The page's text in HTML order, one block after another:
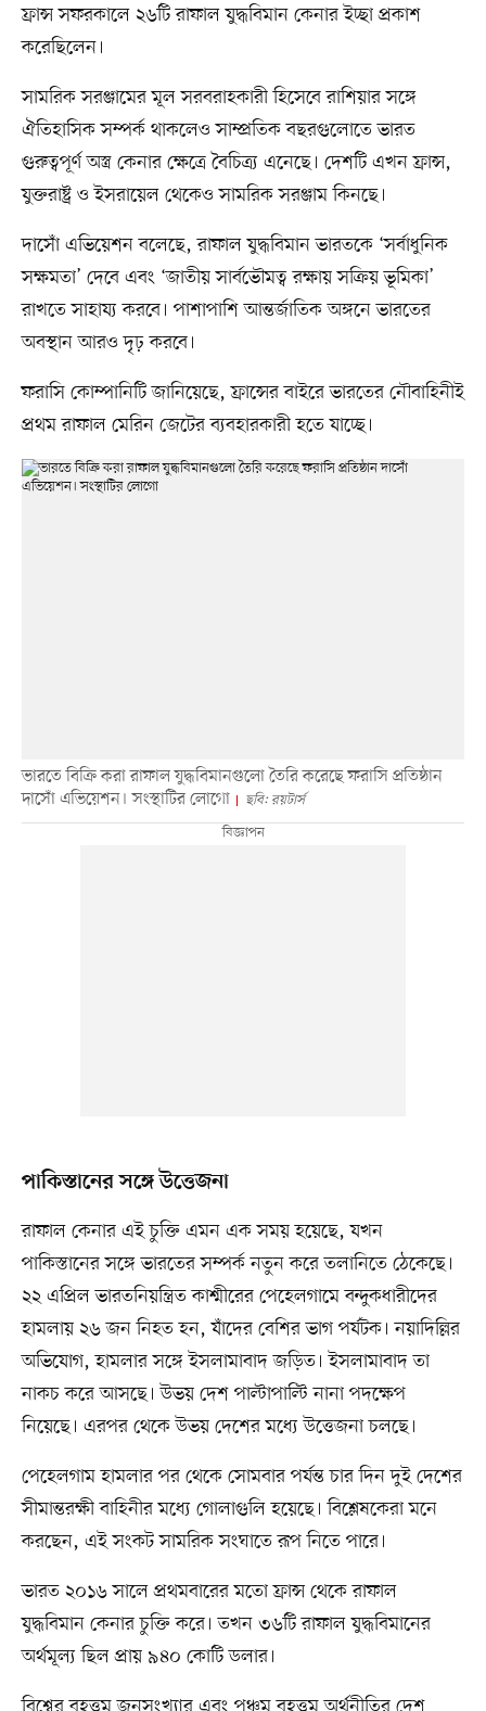
ফ্রান্স সফরকালে ২৬টি রাফাল যুদ্ধবিমান কেনার ইচ্ছা প্রকাশ
করেছিলেন।
সামরিক সরঞ্জামের মূল সরবরাহকারী হিসেবে রাশিয়ার সঙ্গে
ঐতিহাসিক সম্পর্ক থাকলেও সাম্প্রতিক বছরগুলোতে ভারত
গুরুত্বপূর্ণ অস্ত্র কেনার ক্ষেত্রে বৈচিত্র্য এনেছে। দেশটি এখন ফ্রান্স,
যুক্তরাষ্ট্র ও ইসরায়েল থেকেও সামরিক সরঞ্জাম কিনছে।
দাসোঁ এভিয়েশন বলেছে, রাফাল যুদ্ধবিমান ভারতকে ‘সর্বাধুনিক
সক্ষমতা’ দেবে এবং ‘জাতীয় সার্বভৌমত্ব রক্ষায় সক্রিয় ভূমিকা’
রাখতে সাহায্য করবে। পাশাপাশি আন্তর্জাতিক অঙ্গনে ভারতের
অবস্থান আরও দৃঢ় করবে।
ফরাসি কোম্পানিটি জানিয়েছে, ফ্রান্সের বাইরে ভারতের নৌবাহিনীই
প্রথম রাফাল মেরিন জেটের ব্যবহারকারী হতে যাচ্ছে।
ভারতে বিক্রি করা রাফাল যুদ্ধবিমানগুলো তৈরি করেছে ফরাসি প্রতিষ্ঠান
দাসোঁ এভিয়েশন। সংস্থাটির লোগো
ছবি: রয়টার্স
পাকিস্তানের সঙ্গে উত্তেজনা
রাফাল কেনার এই চুক্তি এমন এক সময় হয়েছে, যখন
পাকিস্তানের সঙ্গে ভারতের সম্পর্ক নতুন করে তলানিতে ঠেকেছে।
২২ এপ্রিল ভারতনিয়ন্ত্রিত কাশ্মীরের পেহেলগামে বন্দুকধারীদের
হামলায় ২৬ জন নিহত হন, যাঁদের বেশির ভাগ পর্যটক। নয়াদিল্লির
অভিযোগ, হামলার সঙ্গে ইসলামাবাদ জড়িত। ইসলামাবাদ তা
নাকচ করে আসছে। উভয় দেশ পাল্টাপাল্টি নানা পদক্ষেপ
নিয়েছে। এরপর থেকে উভয় দেশের মধ্যে উত্তেজনা চলছে।
পেহেলগাম হামলার পর থেকে সোমবার পর্যন্ত চার দিন দুই দেশের
সীমান্তরক্ষী বাহিনীর মধ্যে গোলাগুলি হয়েছে। বিশ্লেষকেরা মনে
করছেন, এই সংকট সামরিক সংঘাতে রূপ নিতে পারে।
ভারত ২০১৬ সালে প্রথমবারের মতো ফ্রান্স থেকে রাফাল
যুদ্ধবিমান কেনার চুক্তি করে। তখন ৩৬টি রাফাল যুদ্ধবিমানের
অর্থমূল্য ছিল প্রায় ৯৪০ কোটি ডলার।